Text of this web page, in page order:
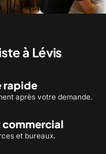
à Lévis
rapide
après votre demande.
commercial
et bureaux.